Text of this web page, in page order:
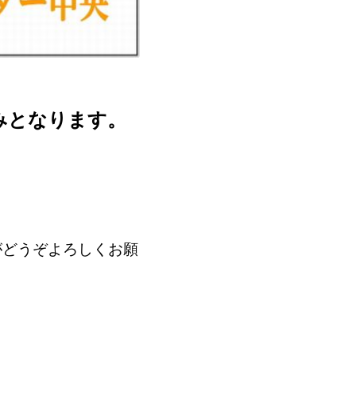
なります。
うぞよろしくお願